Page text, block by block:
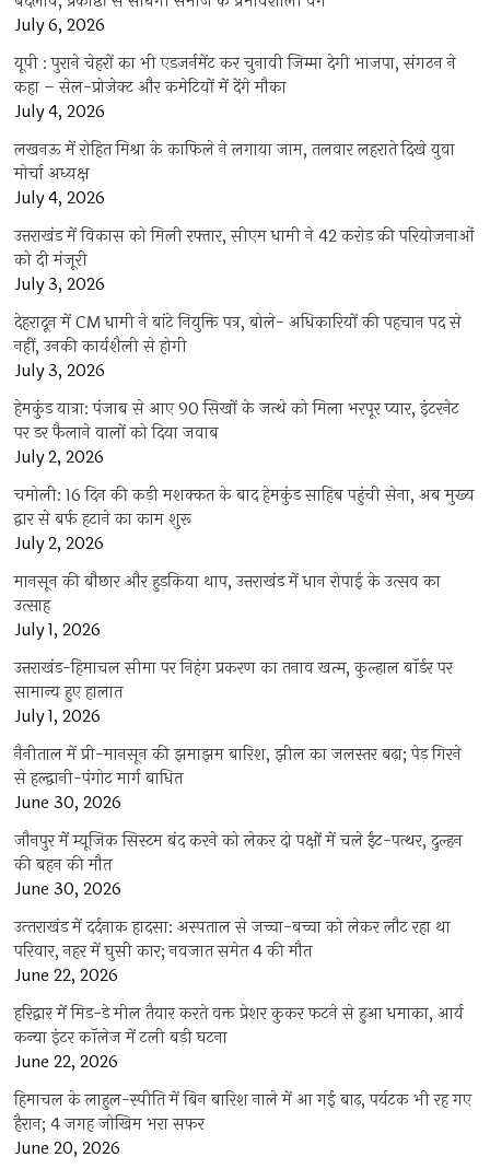
July 6, 2026
यूपी : पुराने चेहरों का भी एडजर्नमेंट कर चुनावी जिम्मा देगी भाजपा, संगठन ने
कहा – सेल-प्रोजेक्ट और कमेटियों में देंगे मौका
July 4, 2026
लखनऊ में रोहित मिश्रा के काफिले ने लगाया जाम, तलवार लहराते दिखे युवा
मोर्चा अध्यक्ष
July 4, 2026
उत्तराखंड में विकास को मिली रफ्तार, सीएम धामी ने 42 करोड़ की परियोजनाओं
को दी मंजूरी
July 3, 2026
देहरादून में CM धामी ने बांटे नियुक्ति पत्र, बोले- अधिकारियों की पहचान पद से
नहीं, उनकी कार्यशैली से होगी
July 3, 2026
हेमकुंड यात्रा: पंजाब से आए 90 सिखों के जत्थे को मिला भरपूर प्यार, इंटरनेट
पर डर फैलाने वालों को दिया जवाब
July 2, 2026
चमोली: 16 दिन की कड़ी मशक्कत के बाद हेमकुंड साहिब पहुंची सेना, अब मुख्य
द्वार से बर्फ हटाने का काम शुरू
July 2, 2026
मानसून की बौछार और हुड़किया थाप, उत्तराखंड में धान रोपाई के उत्सव का
उत्साह
July 1, 2026
उत्तराखंड-हिमाचल सीमा पर निहंग प्रकरण का तनाव खत्म, कुल्हाल बॉर्डर पर
सामान्य हुए हालात
July 1, 2026
नैनीताल में प्री-मानसून की झमाझम बारिश, झील का जलस्तर बढ़ा; पेड़ गिरने
से हल्द्वानी-पंगोट मार्ग बाधित
June 30, 2026
जौनपुर में म्यूजिक सिस्टम बंद करने को लेकर दो पक्षों में चले ईंट-पत्थर, दुल्हन
की बहन की मौत
June 30, 2026
उत्‍तराखंड में दर्दनाक हादसा: अस्पताल से जच्चा-बच्चा को लेकर लौट रहा था
परिवार, नहर में घुसी कार; नवजात समेत 4 की मौत
June 22, 2026
हरिद्वार में मिड-डे मील तैयार करते वक्त प्रेशर कुकर फटने से हुआ धमाका, आर्य
कन्या इंटर कॉलेज में टली बड़ी घटना
June 22, 2026
हिमाचल के लाहुल-स्पीति में बिन बारिश नाले में आ गई बाढ़, पर्यटक भी रह गए
हैरान; 4 जगह जोखिम भरा सफर
June 20, 2026